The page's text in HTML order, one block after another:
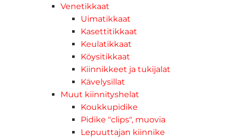
Venetikkaat
Uimatikkaat
Kasettitikkaat
Keulatikkaat
Köysitikkaat
Kiinnikkeet ja tukijalat
Kävelysillat
Muut kiinnityshelat
Koukkupidike
Pidike "clips", muovia
Lepuuttajan kiinnike